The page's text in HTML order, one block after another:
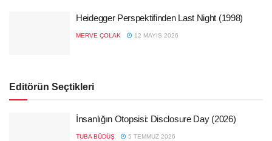
Heidegger Perspektifinden Last Night (1998)
MERVE ÇOLAK 12 MAYIS 2026
Editörün Seçtikleri
İnsanlığın Otopsisi: Disclosure Day (2026)
TUBA BÜDÜŞ 5 TEMMUZ 2026